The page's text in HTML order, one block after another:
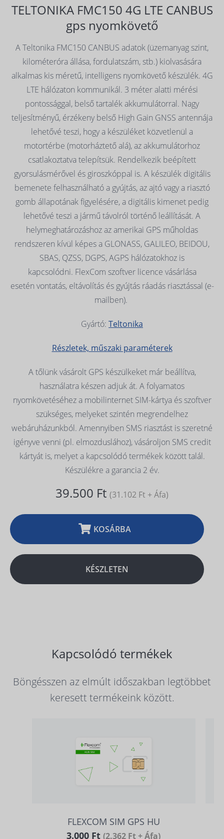
TELTONIKA FMC150 4G LTE CANBUS
gps nyomkövető
A Teltonika FMC150 CANBUS adatok (üzemanyag szint,
kilométeróra állása, fordulatszám, stb.) kiolvasására
alkalmas kis méretű, intelligens nyomkövető készülék. 4G
LTE hálózaton kommunikál. 3 méter alatti mérési
pontossággal, belső tartalék akkumulátorral. Nagy
teljesítményű, érzékeny belső High Gain GNSS antennája
lehetővé teszi, hogy a készüléket közvetlenül a
motortérbe (motorháztető alá), az akkumulátorhoz
csatlakoztatva telepítsük. Rendelkezik beépített
gyorsulásmérővel és giroszkóppal is. A készülék digitális
bemenete felhasználható a gyújtás, az ajtó vagy a riasztó
gomb állapotának figyelésére, a digitális kimenet pedig
lehetővé teszi a jármű távolról történő leállítását. A
helymeghatározáshoz az amerikai GPS műholdas
rendszeren kívül képes a GLONASS, GALILEO, BEIDOU,
SBAS, QZSS, DGPS, AGPS hálózatokhoz is
kapcsolódni. FlexCom szoftver licence vásárlása
esetén vontatás, eltávolítás és gyújtás ráadás riasztással (e-
mailben).
Gyártó: Teltonika
Részletek, műszaki paraméterek
A tőlünk vásárolt GPS készülkeket már beállítva,
használatra készen adjuk át. A folyamatos
nyomkövetéséhez a mobilinternet SIM-kártya és szoftver
szükséges, melyeket szintén megrendelhez
webáruházunkból. Amennyiben SMS riasztást is szeretné
igényve venni (pl. elmozduslához), vásároljon SMS credit
kártyát is, melyet a kapcsolódó termékek között talál.
Készülékre a garancia 2 év.
39.500 Ft (31.102 Ft + Áfa)
KOSÁRBA
KÉSZLETEN
Kapcsolódó termékek
Böngésszen az elmúlt időszakban legtöbbet
keresett termékeink között.
FLEXCOM SIM GPS HU
3.000 Ft(2.362 Ft + Áfa)